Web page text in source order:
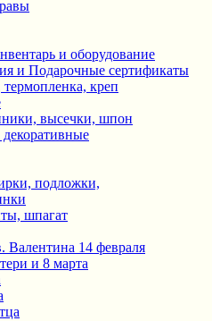
и оборудование
и Подарочные сертификаты
креп
высечки, шпон
подложки,
шпагат
14 февраля
и 8 марта